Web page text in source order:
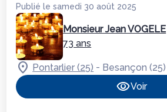
Publié le samedi 30 août 2025
Monsieur Jean VOGELE
73 ans
Pontarlier (25) - Besançon (25)
Voir